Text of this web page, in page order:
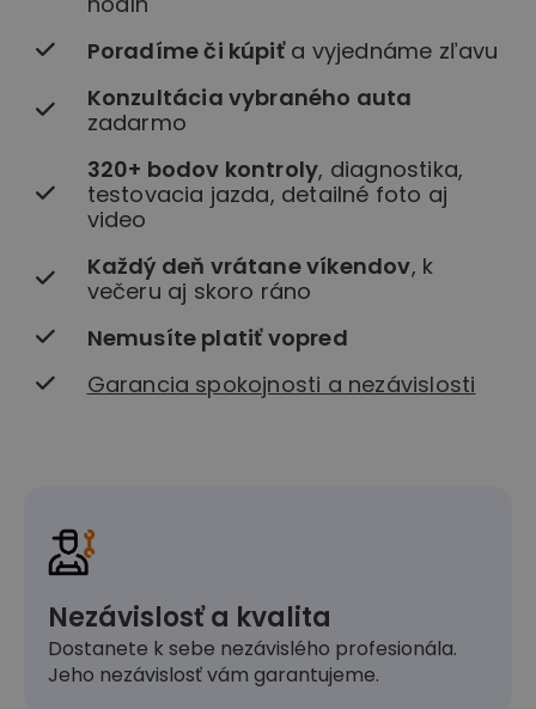
Poradíme či kúpiťa vyjednáme zľavu
Konzultácia vybraného auta
zadarmo
320+ bodov kontroly, diagnostika,
testovacia jazda, detailné foto aj
video
Každý deň vrátane víkendov, k
večeru aj skoro ráno
Nemusíte platiť vopred
Garancia spokojnosti a nezávislosti
Nezávislosť a kvalita
Dostanete k sebe nezávislého profesionála.
Jeho nezávislosť vám garantujeme.